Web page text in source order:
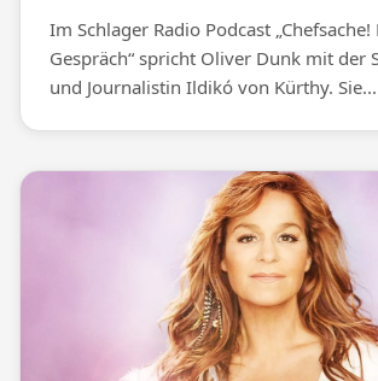
Im Schlager Radio Podcast
Gespräch“ spricht Oliver Dunk mit der
und Journalistin Ildikó von Kürthy. Sie...